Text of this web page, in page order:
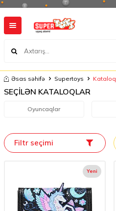
Əsas səhifə Supertoys Kataloq
SEÇİLƏN KATALOQLAR
Oyuncaqlar
Filtr seçimi
Yeni